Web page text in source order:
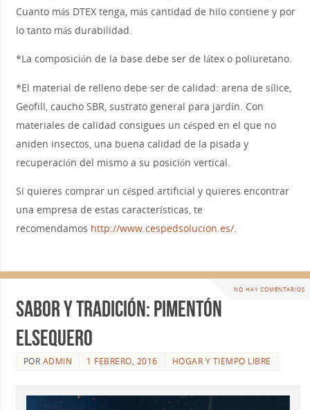
Cuanto más DTEX tenga, más cantidad de hilo contiene y por
lo tanto más durabilidad.
*La composición de la base debe ser de látex o poliuretano.
*El material de relleno debe ser de calidad: arena de sílice,
Geofill, caucho SBR, sustrato general para jardín. Con
materiales de calidad consigues un césped en el que no
aniden insectos, una buena calidad de la pisada y
recuperación del mismo a su posición vertical.
Si quieres comprar un césped artificial y quieres encontrar
una empresa de estas características, te
recomendamos http://www.cespedsolucion.es/.
NO HAY COMENTARIOS
Sabor y tradición: pimentón
elsequero
POR ADMIN 1 FEBRERO, 2016 HOGAR Y TIEMPO LIBRE